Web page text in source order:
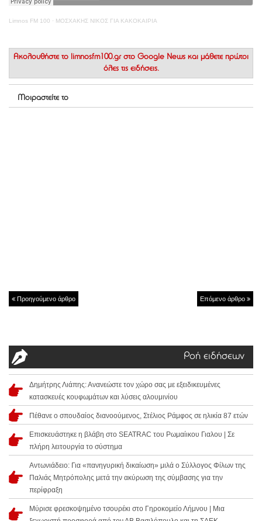
Limnos FM 100 · ΜΟΣΧΑΚΗΣ ΝΙΚΟΣ ΓΙΑ ΚΑΚΟΚΑΙΡΙΑ
Ακολουθήστε το limnosfm100.gr στο Google News και μάθετε πρώτοι
όλες τις ειδήσεις.
Μοιραστείτε το
Προηγούμενο άρθρο Επόμενο άρθρο
Ροή ειδήσεων
Δημήτρης Λιάπης: Ανανεώστε τον χώρο σας με εξειδικευμένες
κατασκευές κουφωμάτων και λύσεις αλουμινίου
Πέθανε ο σπουδαίος διανοούμενος, Στέλιος Ράμφος σε ηλικία 87 ετών
Επισκευάστηκε η βλάβη στο SEATRAC του Ρωμαίικου Γιαλου | Σε
πλήρη λειτουργία το σύστημα
Αντωνιάδειο: Για «πανηγυρική δικαίωση» μιλά ο Σύλλογος Φίλων της
Παλιάς Μητρόπολης μετά την ακύρωση της σύμβασης για την
περίφραξη
Μύρισε φρεσκοψημένο τσουρέκι στο Γηροκομείο Λήμνου | Μια